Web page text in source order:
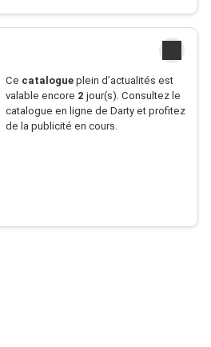
Ce catalogueplein d’actualités est
valable encore 2 jour(s). Consultez le
catalogue en ligne de Darty et profitez
de la publicité en cours.